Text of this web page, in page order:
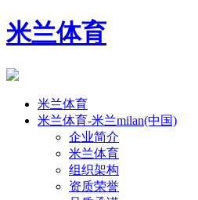
米兰体育
米兰体育
米兰体育-米兰milan(中国)
企业简介
米兰体育
组织架构
资质荣誉